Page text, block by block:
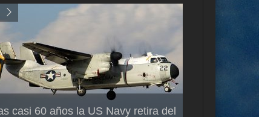
casi 60 años la US Navy retira del
France-KLM anuncia a Guilhem
como nuevo Director General